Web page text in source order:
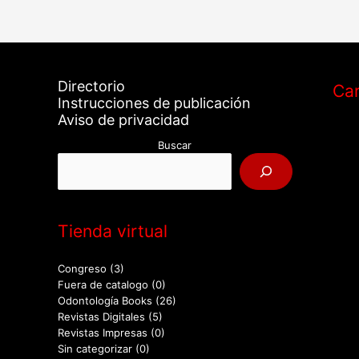
Directorio
Instrucciones de publicación
Aviso de privacidad
Buscar
Tienda virtual
Congreso (3)
Fuera de catalogo (0)
Odontología Books (26)
Revistas Digitales (5)
Revistas Impresas (0)
Sin categorizar (0)